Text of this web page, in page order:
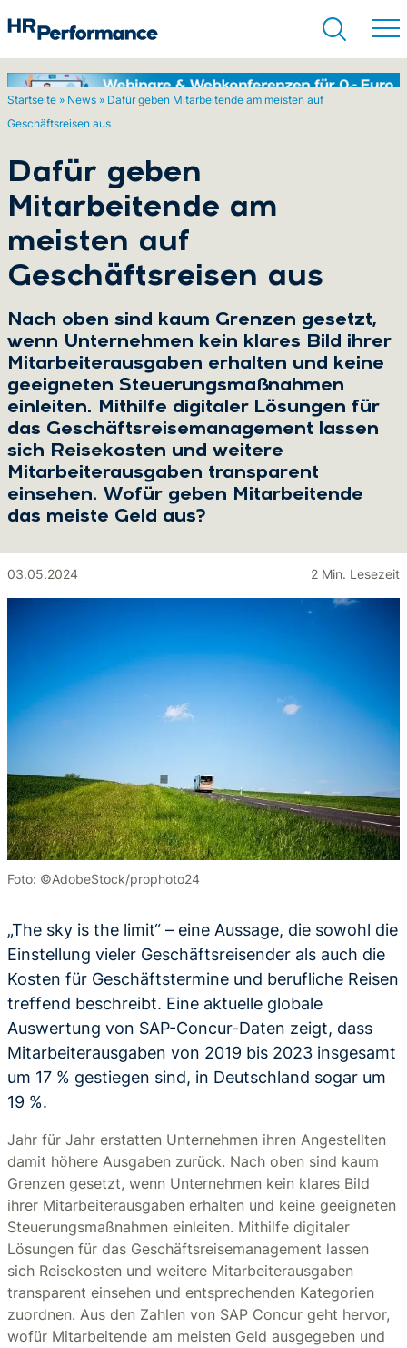
Startseite » News » Dafür geben Mitarbeitende am meisten auf
Geschäftsreisen aus
Dafür geben
Mitarbeitende am
meisten auf
Geschäftsreisen aus
Nach oben sind kaum Grenzen gesetzt,
wenn Unternehmen kein klares Bild ihrer
Mitarbeiterausgaben erhalten und keine
geeigneten Steuerungsmaßnahmen
einleiten. Mithilfe digitaler Lösungen für
das Geschäftsreisemanagement lassen
sich Reisekosten und weitere
Mitarbeiterausgaben transparent
einsehen. Wofür geben Mitarbeitende
das meiste Geld aus?
03.05.2024 2 Min. Lesezeit
Foto: ©AdobeStock/prophoto24
„The sky is the limit“ – eine Aussage, die sowohl die
Einstellung vieler Geschäftsreisender als auch die
Kosten für Geschäftstermine und berufliche Reisen
treffend beschreibt. Eine aktuelle globale
Auswertung von SAP-Concur-Daten zeigt, dass
Mitarbeiterausgaben von 2019 bis 2023 insgesamt
um 17 % gestiegen sind, in Deutschland sogar um
19 %.
Jahr für Jahr erstatten Unternehmen ihren Angestellten
damit höhere Ausgaben zurück. Nach oben sind kaum
Grenzen gesetzt, wenn Unternehmen kein klares Bild
ihrer Mitarbeiterausgaben erhalten und keine geeigneten
Steuerungsmaßnahmen einleiten. Mithilfe digitaler
Lösungen für das Geschäftsreisemanagement lassen
sich Reisekosten und weitere Mitarbeiterausgaben
transparent einsehen und entsprechenden Kategorien
zuordnen. Aus den Zahlen von SAP Concur geht hervor,
wofür Mitarbeitende am meisten Geld ausgegeben und